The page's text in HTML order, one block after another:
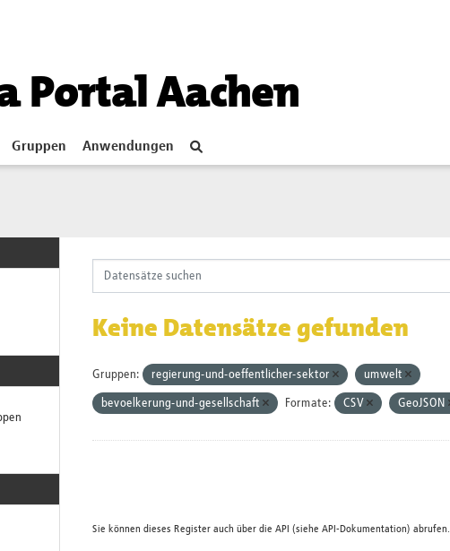
Portal Aachen
Gruppen Anwendungen
Keine Datensätze gefunden
Gruppen: regierung-und-oeffentlicher-sektor umwelt
bevoelkerung-und-gesellschaft Formate: CSV GeoJSON
Sie können dieses Register auch über die API (siehe API-Dokumentation) abrufen.